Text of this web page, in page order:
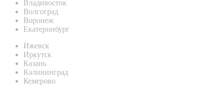
Владивосток
Волгоград
Воронеж
Екатеринбург
Ижевск
Иркутск
Казань
Калининград
Кемерово